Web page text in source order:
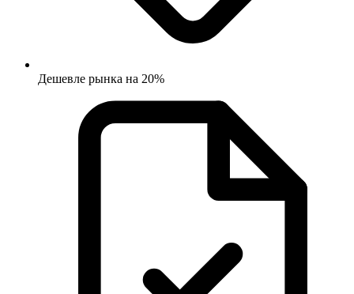
Дешевле рынка на 20%